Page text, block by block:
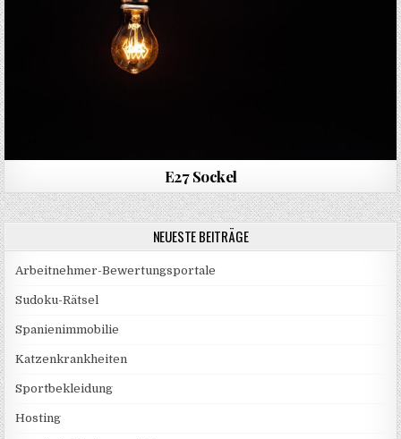
E27 Sockel
NEUESTE BEITRÄGE
Arbeitnehmer-Bewertungsportale
Sudoku-Rätsel
Spanienimmobilie
Katzenkrankheiten
Sportbekleidung
Hosting